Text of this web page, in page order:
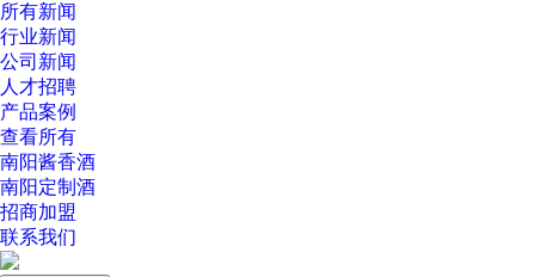
所有新闻
行业新闻
公司新闻
人才招聘
产品案例
查看所有
南阳酱香酒
南阳定制酒
招商加盟
联系我们